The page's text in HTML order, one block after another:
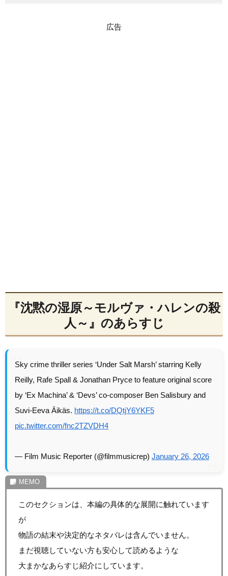
広告
『沈黙の湿原～モルヴァ・ハレンの殺
人～』のあらすじ
Sky crime thriller series ‘Under Salt Marsh’ starring Kelly
Reilly, Rafe Spall & Jonathan Pryce to feature original score
by ‘Ex Machina’ & ‘Devs’ co-composer Ben Salisbury and
Suvi-Eeva Äikäs. https://t.co/DQtjY6YKF5
pic.twitter.com/fnc2TZVDH4
— Film Music Reporter (@filmmusicrep) January 26, 2026
このセクションは、本編の具体的な展開に触れています
が
物語の結末や決定的なネタバレは含んでいません。
まだ視聴していない方も安心して読めるような
大まかなあらすじ紹介にしています。